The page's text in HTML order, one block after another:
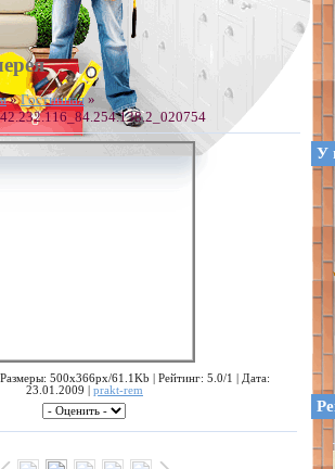
»Гостинная»
500x366px/61.1Kb | Рейтинг: 5.0/1 | Дата:
23.01.2009 | prakt-rem
У